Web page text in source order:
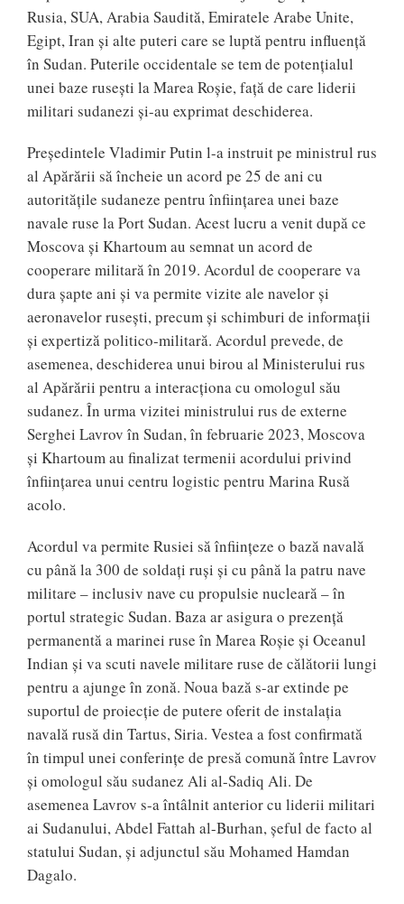
Rusia, SUA, Arabia Saudită, Emiratele Arabe Unite,
Egipt, Iran și alte puteri care se luptă pentru influență
în Sudan. Puterile occidentale se tem de potențialul
unei baze rusești la Marea Roșie, față de care liderii
militari sudanezi și-au exprimat deschiderea.
Președintele Vladimir Putin l-a instruit pe ministrul rus
al Apărării să încheie un acord pe 25 de ani cu
autoritățile sudaneze pentru înființarea unei baze
navale ruse la Port Sudan. Acest lucru a venit după ce
Moscova și Khartoum au semnat un acord de
cooperare militară în 2019. Acordul de cooperare va
dura șapte ani și va permite vizite ale navelor și
aeronavelor rusești, precum și schimburi de informații
și expertiză politico-militară. Acordul prevede, de
asemenea, deschiderea unui birou al Ministerului rus
al Apărării pentru a interacționa cu omologul său
sudanez. În urma vizitei ministrului rus de externe
Serghei Lavrov în Sudan, în februarie 2023, Moscova
și Khartoum au finalizat termenii acordului privind
înființarea unui centru logistic pentru Marina Rusă
acolo.
Acordul va permite Rusiei să înființeze o bază navală
cu până la 300 de soldați ruși și cu până la patru nave
militare – inclusiv nave cu propulsie nucleară – în
portul strategic Sudan. Baza ar asigura o prezență
permanentă a marinei ruse în Marea Roșie și Oceanul
Indian și va scuti navele militare ruse de călătorii lungi
pentru a ajunge în zonă. Noua bază s-ar extinde pe
suportul de proiecție de putere oferit de instalația
navală rusă din Tartus, Siria. Vestea a fost confirmată
în timpul unei conferințe de presă comună între Lavrov
și omologul său sudanez Ali al-Sadiq Ali. De
asemenea Lavrov s-a întâlnit anterior cu liderii militari
ai Sudanului, Abdel Fattah al-Burhan, șeful de facto al
statului Sudan, și adjunctul său Mohamed Hamdan
Dagalo.